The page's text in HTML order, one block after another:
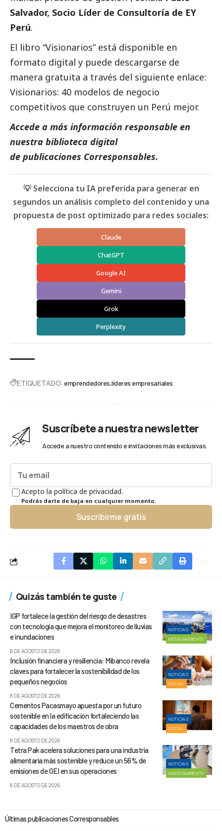
Salvador, Socio Líder de Consultoría de EY
Perú.​
El libro “Visionarios” está disponible en
formato digital y puede descargarse de
manera gratuita a través del siguiente enlace:
Visionarios: 40 modelos de negocio
competitivos que construyen un Perú mejor.
Accede a más información responsable en
nuestra biblioteca digital
de publicaciones Corresponsables.
💡 Selecciona tu IA preferida para generar en
segundos un análisis completo del contenido y una
propuesta de post optimizado para redes sociales:
Claude
ChatGPT
Google AI
Gemini
Grok
Perplexity
ETIQUETADO: emprendedores líderes empresariales
Suscríbete a nuestra newsletter
Accede a nuestro contenido e invitaciones más exclusivas.
Acepto la política de privacidad.
Podrás darte de baja en cualquier momento.
Suscribirme gratis
Quizás también te guste
NOTICIAS
MEDIOAMBIENTE
IGP fortalece la gestión del riesgo de desastres
con tecnología que mejora el monitoreo de lluvias
e inundaciones
8 DE AGOSTO DE 2026
NOTICIAS
SOCIAL
Inclusión financiera y resiliencia: Mibanco revela
claves para fortalecer la sostenibilidad de los
pequeños negocios
8 DE AGOSTO DE 2026
NOTICIAS
SOCIAL
Cementos Pacasmayo apuesta por un futuro
sostenible en la edificación fortaleciendo las
capacidades de los maestros de obra
8 DE AGOSTO DE 2026
NOTICIAS
MEDIOAMBIENTE
Tetra Pak acelera soluciones para una industria
alimentaria más sostenible y reduce un 56% de
emisiones de GEI en sus operaciones
8 DE AGOSTO DE 2026
Últimas publicaciones Corresponsables